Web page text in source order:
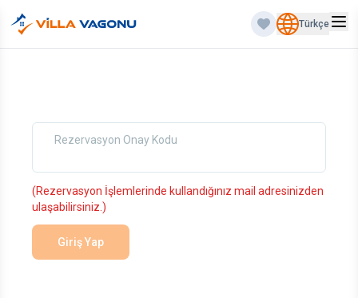
Türkçe
Rezervasyon Onay Kodu
(Rezervasyon İşlemlerinde kullandığınız mail adresinizden
ulaşabilirsiniz.)
Giriş Yap